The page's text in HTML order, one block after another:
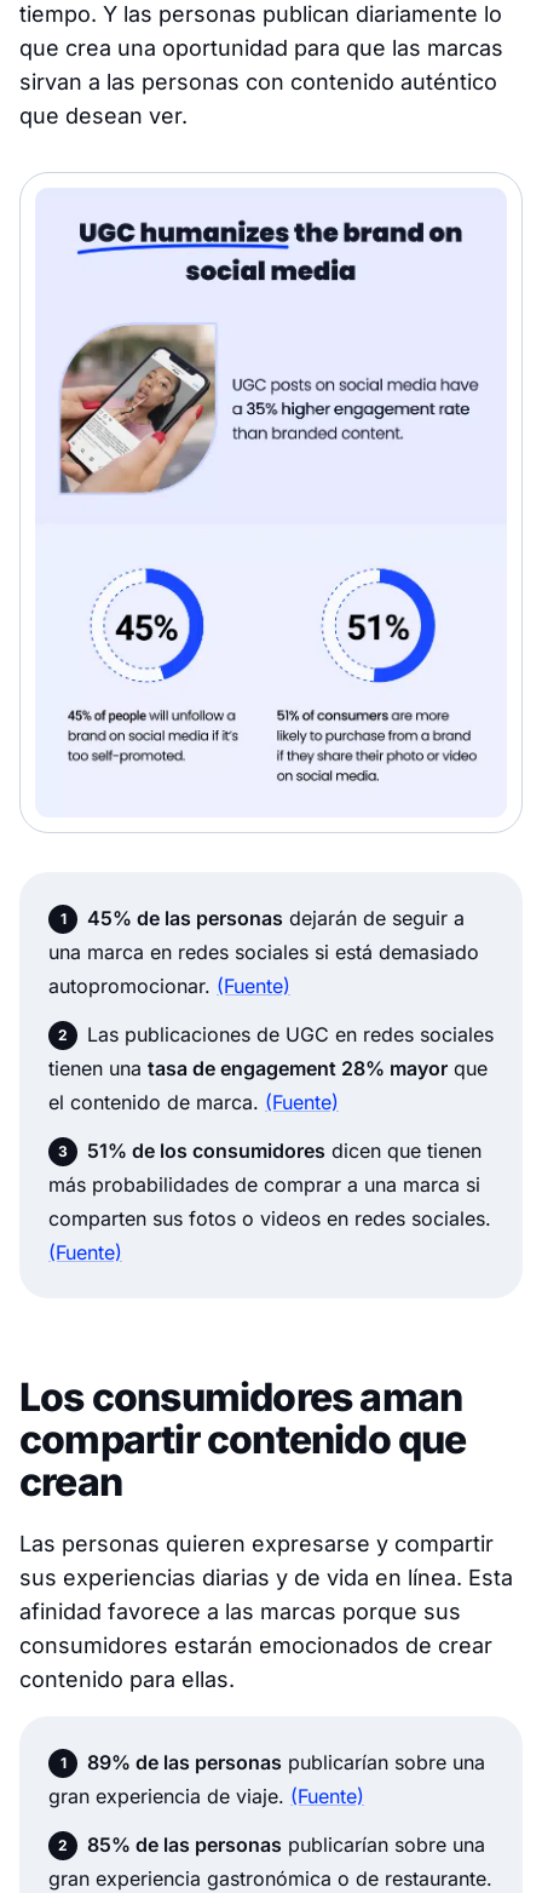
tiempo. Y las personas publican diariamente lo
que crea una oportunidad para que las marcas
sirvan a las personas con contenido auténtico
que desean ver.
45% de las personas dejarán de seguir a
una marca en redes sociales si está demasiado
autopromocionar. (Fuente)
Las publicaciones de UGC en redes sociales
tienen una tasa de engagement 28% mayor que
el contenido de marca. (Fuente)
51% de los consumidores dicen que tienen
más probabilidades de comprar a una marca si
comparten sus fotos o videos en redes sociales.
(Fuente)
Los consumidores aman
compartir contenido que
crean
Las personas quieren expresarse y compartir
sus experiencias diarias y de vida en línea. Esta
afinidad favorece a las marcas porque sus
consumidores estarán emocionados de crear
contenido para ellas.
89% de las personas publicarían sobre una
gran experiencia de viaje. (Fuente)
85% de las personas publicarían sobre una
gran experiencia gastronómica o de restaurante.